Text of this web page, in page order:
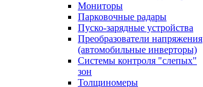
Мониторы
Парковочные радары
Пуско-зарядные устройства
Преобразователи напряжения
(автомобильные инверторы)
Системы контроля "слепых"
зон
Толщиномеры